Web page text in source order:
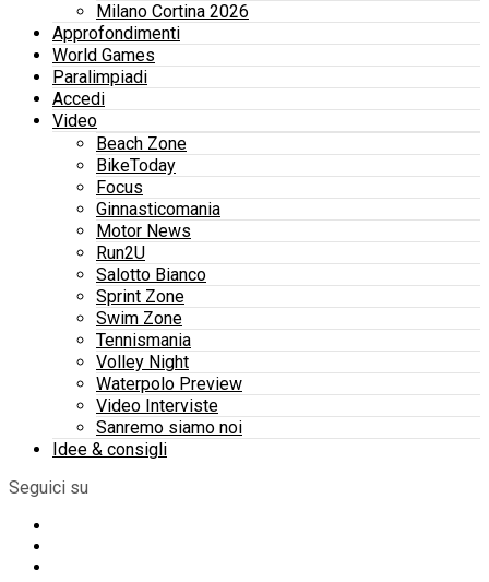
Milano Cortina 2026
Approfondimenti
World Games
Paralimpiadi
Accedi
Video
Beach Zone
BikeToday
Focus
Ginnasticomania
Motor News
Run2U
Salotto Bianco
Sprint Zone
Swim Zone
Tennismania
Volley Night
Waterpolo Preview
Video Interviste
Sanremo siamo noi
Idee & consigli
Seguici su